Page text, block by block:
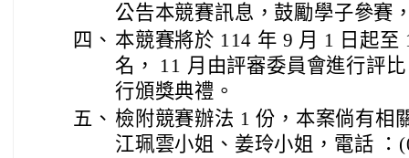
公告本競賽訊息，鼓勵學子參賽
四、 本競賽將於 114 年 9 月 1 日起至
名， 11 月由評審委員會進行評
行頒獎典禮。
五、 檢附競賽辦法 1 份，本案倘有相
江珮雲小姐、姜玲小姐，電話 ：